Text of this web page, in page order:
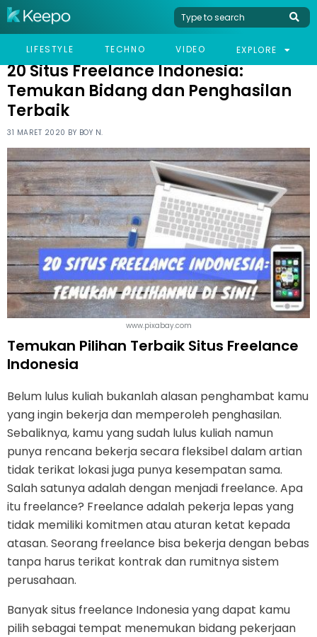
LIFESTYLE TECHNO VIDEO EXPLORE
HOME LIFESTYLE
20 SITUS FREELANCE INDONESIA: TEMUKAN BIDANG DAN
20 Situs Freelance Indonesia:
Temukan Bidang dan Penghasilan
Terbaik
31 MARET 2020 BY BOY N.
www.pixabay.com
Temukan Pilihan Terbaik Situs Freelance
Indonesia
Belum lulus kuliah bukanlah alasan penghambat kamu
yang ingin bekerja dan memperoleh penghasilan.
Sebaliknya, kamu yang sudah lulus kuliah namun
punya rencana bekerja secara fleksibel dalam artian
tidak terikat lokasi juga punya kesempatan sama.
Salah satunya adalah dengan menjadi freelance. Apa
itu freelance? Freelance adalah pekerja lepas yang
tidak memiliki komitmen atau aturan ketat kepada
atasan. Seorang freelance bisa bekerja dengan bebas
tanpa harus terikat kontrak dan rumitnya sistem
perusahaan.
Banyak situs freelance Indonesia yang dapat kamu
pilih sebagai tempat menemukan bidang pekerjaan